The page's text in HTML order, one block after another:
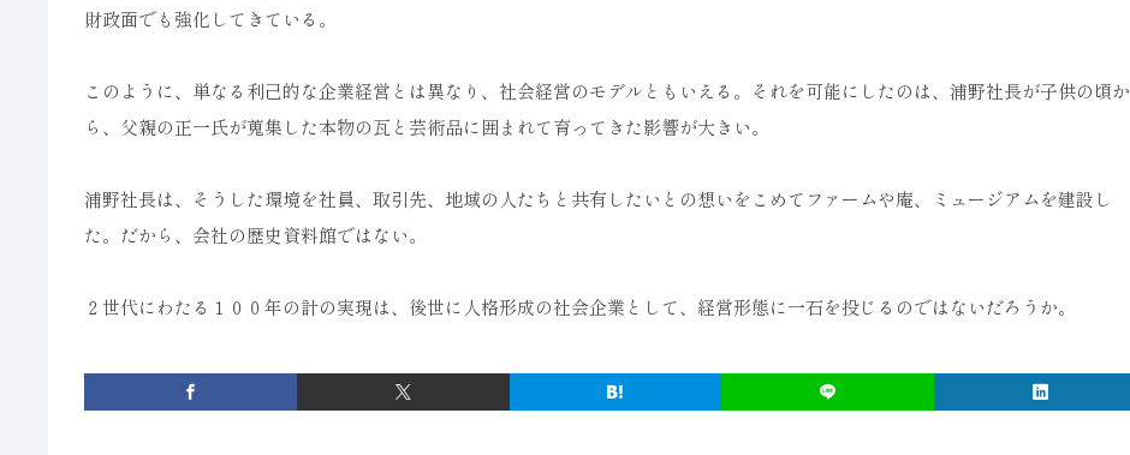
財政面でも強化してきている。
このように、単なる利己的な企業経営とは異なり、社会経営のモデルともいえる。それを可能にしたのは、浦野社長が子供の頃か
ら、父親の正一氏が蒐集した本物の瓦と芸術品に囲まれて育ってきた影響が大きい。
浦野社長は、そうした環境を社員、取引先、地域の人たちと共有したいとの想いをこめてファームや庵、ミュージアムを建設し
た。だから、会社の歴史資料館ではない。
２世代にわたる１００年の計の実現は、後世に人格形成の社会企業として、経営形態に一石を投じるのではないだろうか。